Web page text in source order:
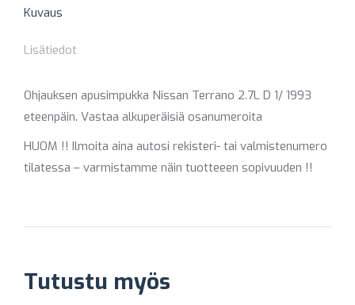
Kuvaus
Lisätiedot
Ohjauksen apusimpukka Nissan Terrano 2.7L D 1/ 1993
eteenpäin. Vastaa alkuperäisiä osanumeroita
HUOM !! Ilmoita aina autosi rekisteri- tai valmistenumero
tilatessa – varmistamme näin tuotteeen sopivuuden !!
Tutustu myös